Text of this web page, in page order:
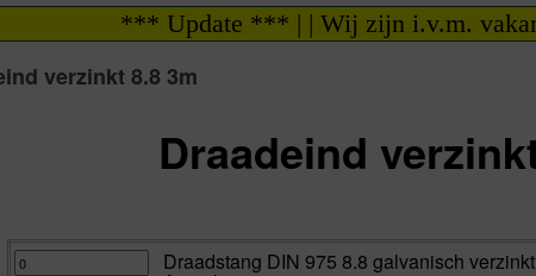
*** Update *** | | Wij zijn i.v.m. vakantie
verzinkt 8.8 3m
Draadeind
Draadstang
DIN Draadstang DIN 975 8.8 galvanisch